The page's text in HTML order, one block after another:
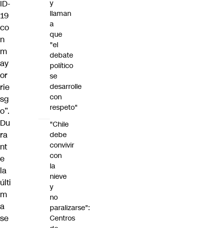
ID-
19
co
n
m
ay
or
rie
sg
o”.
Du
ra
nt
e
la
últi
m
a
se
y
llaman
a
que
"el
debate
político
se
desarrolle
con
respeto"
"Chile
debe
convivir
con
la
nieve
y
no
paralizarse":
Centros